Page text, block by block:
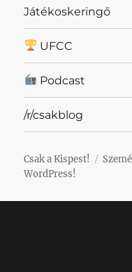
Játékoskeringő
UFCC
Podcast
/r/csakblog
Csak a Kispest!
WordPress!